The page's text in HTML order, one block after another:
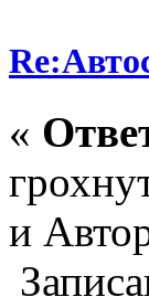
«
и